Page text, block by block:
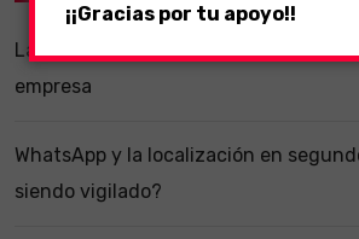
La importancia de un software ERP
empresa
WhatsApp y la localización en
siendo vigilado?
¡¡Gracias por tu apoyo!!